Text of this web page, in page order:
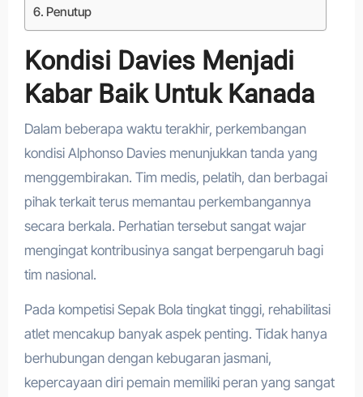
Penutup
Kondisi Davies Menjadi
Kabar Baik Untuk Kanada
Dalam beberapa waktu terakhir, perkembangan
kondisi Alphonso Davies menunjukkan tanda yang
menggembirakan. Tim medis, pelatih, dan berbagai
pihak terkait terus memantau perkembangannya
secara berkala. Perhatian tersebut sangat wajar
mengingat kontribusinya sangat berpengaruh bagi
tim nasional.
Pada kompetisi Sepak Bola tingkat tinggi, rehabilitasi
atlet mencakup banyak aspek penting. Tidak hanya
berhubungan dengan kebugaran jasmani,
kepercayaan diri pemain memiliki peran yang sangat